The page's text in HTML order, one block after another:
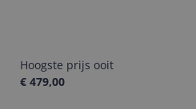
Hoogste prijs ooit
€ 479,00